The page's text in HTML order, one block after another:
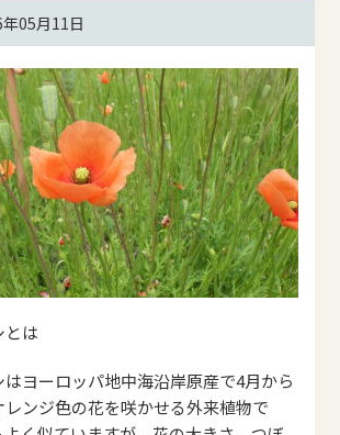
05月11日
とは
ヨーロッパ地中海沿岸原産で4月から
レンジ色の花を咲かせる外来植物で